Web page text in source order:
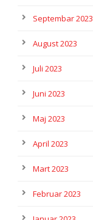
Septembar 2023
August 2023
Juli 2023
Juni 2023
Maj 2023
April 2023
Mart 2023
Februar 2023